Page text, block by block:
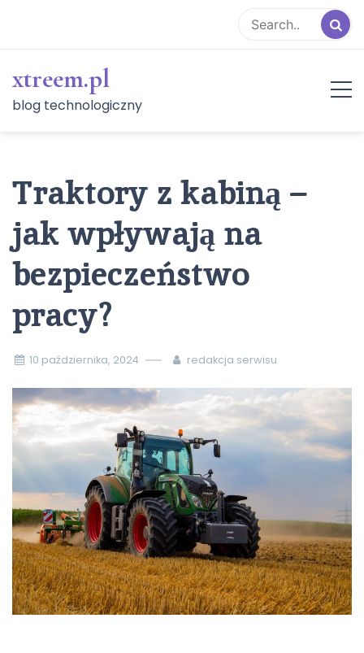
content
xtreem.pl
blog technologiczny
Traktory z kabiną –
jak wpływają na
bezpieczeństwo
pracy?
10 października, 2024 redakcja serwisu